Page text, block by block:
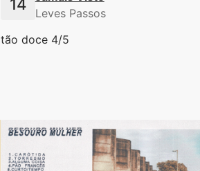
Leves Passos
tão doce 4/5